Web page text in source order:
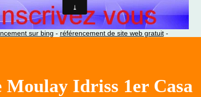
sur bing - référencement de site web gratuit-
Moulay Idriss 1er Casa